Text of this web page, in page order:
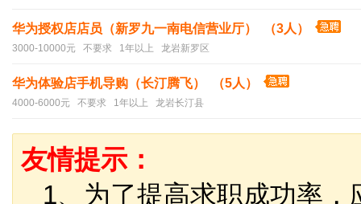
华为授权店店员（新罗九一南电信营业厅） （3人）
3000-10000元 不要求 1年以上 龙岩新罗区
华为体验店手机导购（长汀腾飞） （5人）
4000-6000元 不要求 1年以上 龙岩长汀县
友情提示：
1、为了提高求职成功率，